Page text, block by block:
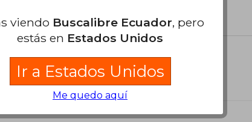
viendo Buscalibre Ecuador, pero
estás en Estados Unidos
Ir a Estados Unidos
Me quedo aquí